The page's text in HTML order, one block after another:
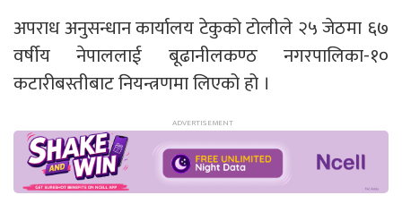
अपराध अनुसन्धान कार्यालय टेकुको टोलीले २५ जेठमा ६७
वर्षीय नेपाललाई बूढानीलकण्ठ नगरपालिका-१०
कटारीबस्तीबाट नियन्त्रणमा लिएको हो ।